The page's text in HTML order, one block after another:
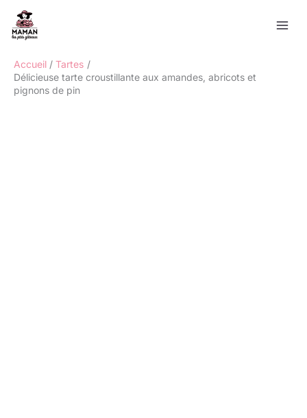
contenu
Accueil
Tartes
Délicieuse tarte croustillante aux amandes, abricots et
pignons de pin
Rechercher